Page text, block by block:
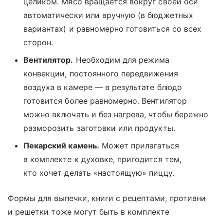
автоматически или вручную (в бюджетных
вариантах) и равномерно готовиться со всех
сторон.
Вентилятор. Необходим для режима
конвекции, постоянного передвижения
воздуха в камере — в результате блюдо
готовится более равномерно. Вентилятор
можно включать и без нагрева, чтобы бережно
разморозить заготовки или продукты.
Пекарский камень. Может прилагаться
в комплекте к духовке, пригодится тем,
кто хочет делать «настоящую» пиццу.
Формы для выпечки, книги с рецептами, противни
и решетки тоже могут быть в комплекте